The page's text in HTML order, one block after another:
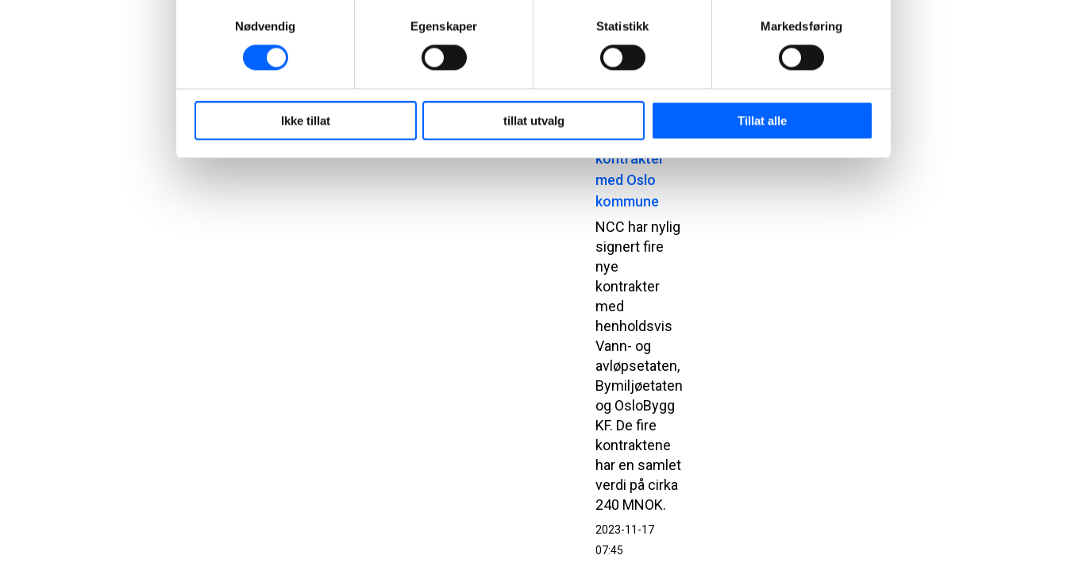
Nødvendig
Egenskaper Statistikk Markedsføring
Ikke tillat tillat utvalg Tillat alle
fra NTNU.
2023-12-04
13:01
NCC har
nye
kontrakter
med Oslo
kommune
NCC har nylig
signert fire
nye
kontrakter
med
henholdsvis
Vann- og
avløpsetaten,
Bymiljøetaten
og OsloBygg
KF. De fire
kontraktene
har en samlet
verdi på cirka
240 MNOK.
2023-11-17
07:45